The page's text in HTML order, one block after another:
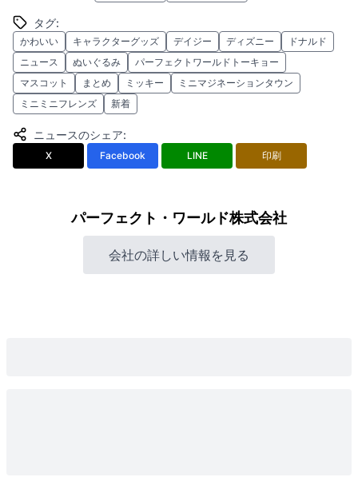
タグ:
かわいい キャラクターグッズ デイジー ディズニー
ドナルド
ニュース
ぬいぐるみ
パーフェクトワールドトーキョー
マスコット
まとめ ミッキー
ミニマジネーションタウン
ミニミニフレンズ
新着
ニュースのシェア:
X Facebook LINE 印刷
パーフェクト・ワールド株式会社
会社の詳しい情報を見る